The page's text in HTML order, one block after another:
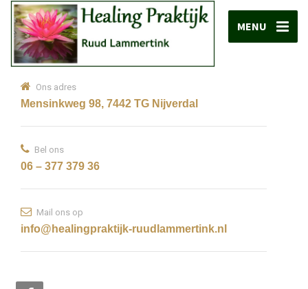
MENU
Ons adres
Mensinkweg 98, 7442 TG Nijverdal
Bel ons
06 – 377 379 36
Mail ons op
info@healingpraktijk-ruudlammertink.nl